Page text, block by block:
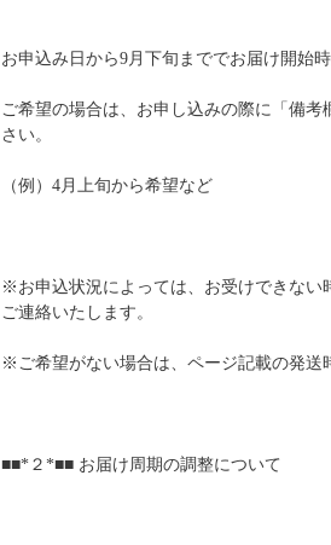
お申込み日から9月下旬まででお届け開始
ご希望の場合は、お申し込みの際に「備
さい。
（例）4月上旬から希望など
※お申込状況によっては、お受けできない
ご連絡いたします。
※ご希望がない場合は、ページ記載の発送
■■*２*■■ お届け周期の調整について